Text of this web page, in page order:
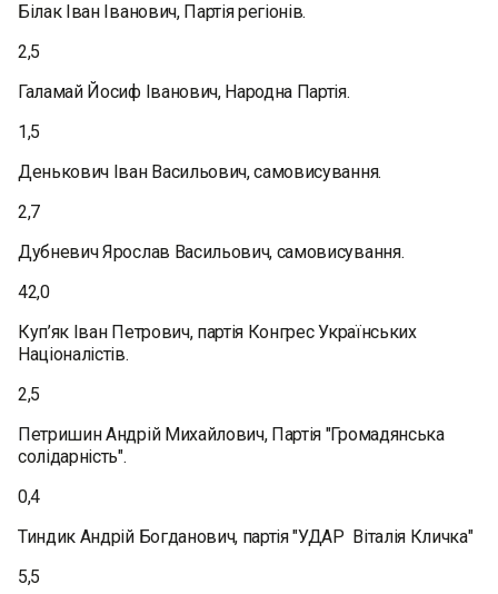
Білак Іван Іванович, Партія регіонів.
2,5
Галамай Йосиф Іванович, Народна Партія.
1,5
Денькович Іван Васильович, самовисування.
2,7
Дубневич Ярослав Васильович, самовисування.
42,0
Куп’як Іван Петрович, партія Конгрес Українських
Націоналістів.
2,5
Петришин Андрій Михайлович, Партія "Громадянська
солідарність".
0,4
Тиндик Андрій Богданович, партія "УДАР Віталія Кличка"
5,5